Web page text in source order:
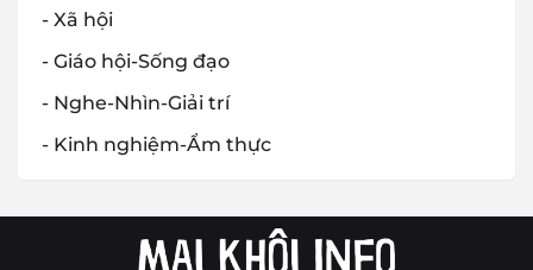
- Xã hội
- Giáo hội-Sống đạo
- Nghe-Nhìn-Giải trí
- Kinh nghiệm-Ẩm thực